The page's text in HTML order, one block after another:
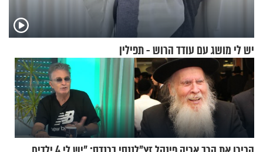
יש לי מושג עם עודד הרוש - תפילין